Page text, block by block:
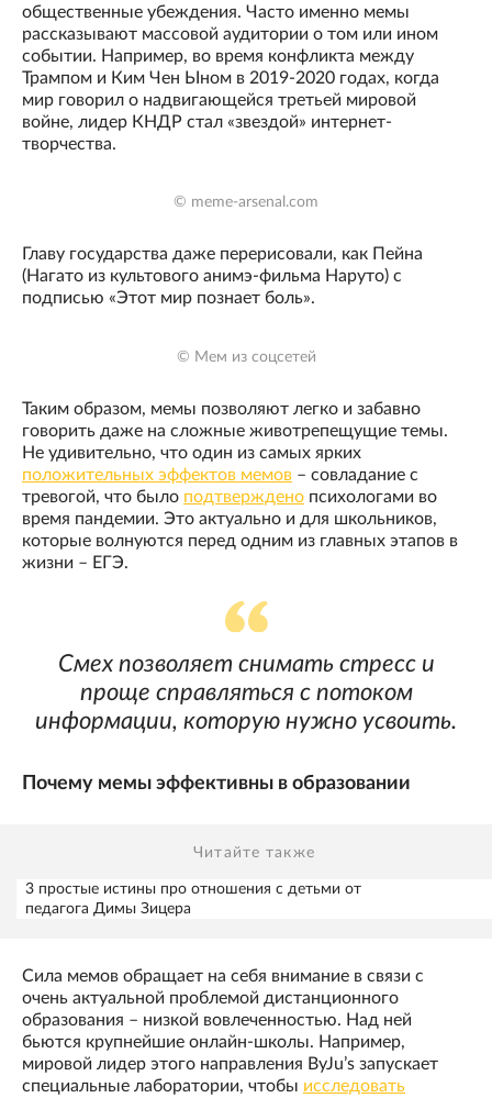
общественные убеждения. Часто именно мемы
рассказывают массовой аудитории о том или ином
событии. Например, во время конфликта между
Трампом и Ким Чен Ыном в 2019-2020 годах, когда
мир говорил о надвигающейся третьей мировой
войне, лидер КНДР стал «звездой» интернет-
творчества.
© meme-arsenal.com
Главу государства даже перерисовали, как Пейна
(Нагато из культового анимэ-фильма Наруто) с
подписью «Этот мир познает боль».
© Мем из соцсетей
Таким образом, мемы позволяют легко и забавно
говорить даже на сложные животрепещущие темы.
Не удивительно, что один из самых ярких
положительных эффектов мемов – совладание с
тревогой, что было подтверждено психологами во
время пандемии. Это актуально и для школьников,
которые волнуются перед одним из главных этапов в
жизни – ЕГЭ.
Смех позволяет снимать стресс и
проще справляться с потоком
информации, которую нужно усвоить.
Почему мемы эффективны в образовании
Читайте также
3 простые истины про отношения с детьми от
педагога Димы Зицера
Сила мемов обращает на себя внимание в связи с
очень актуальной проблемой дистанционного
образования – низкой вовлеченностью. Над ней
бьются крупнейшие онлайн-школы. Например,
мировой лидер этого направления ByJu’s запускает
специальные лаборатории, чтобы исследовать